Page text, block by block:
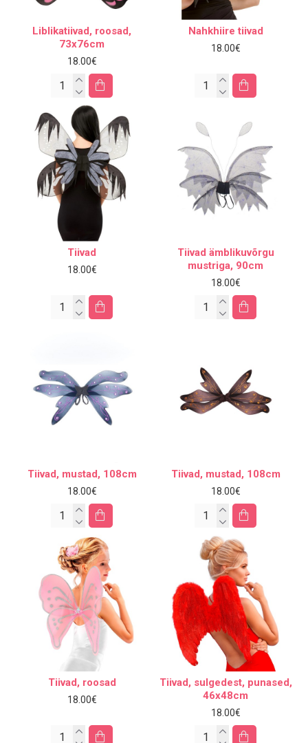
Liblikatiivad, roosad,
73x76cm
18.00€
Nahkhiire tiivad
18.00€
Tiivad
18.00€
Tiivad ämblikuvõrgu
mustriga, 90cm
18.00€
Tiivad, mustad, 108cm
18.00€
Tiivad, mustad, 108cm
18.00€
Tiivad, roosad
18.00€
Tiivad, sulgedest, punased,
46x48cm
18.00€